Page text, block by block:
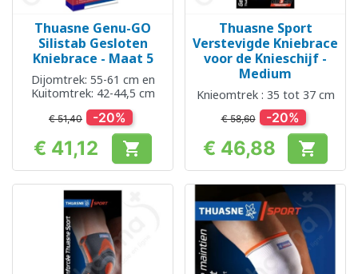
Thuasne Genu-GO
Silistab Gesloten
Kniebrace - Maat 5
Dijomtrek: 55-61 cm en
Kuitomtrek: 42-44,5 cm
€ 51,40 -20%
Prijs
€ 41,12 
Thuasne Sport
Verstevigde Kniebrace
voor de Knieschijf -
Medium
Knieomtrek : 35 tot 37 cm
€ 58,60 -20%
Prijs
€ 46,88 